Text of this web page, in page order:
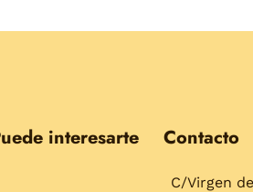
interesarte Contacto
C/Virgen